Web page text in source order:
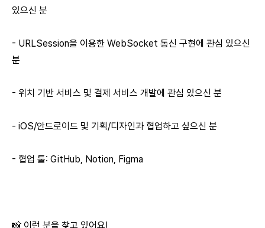
있으신 분
- URLSession을 이용한 WebSocket 통신 구현에 관심 있으신
분
- 위치 기반 서비스 및 결제 서비스 개발에 관심 있으신 분
- iOS/안드로이드 및 기획/디자인과 협업하고 싶으신 분
- 협업 툴: GitHub, Notion, Figma
📸 이런 분을 찾고 있어요!